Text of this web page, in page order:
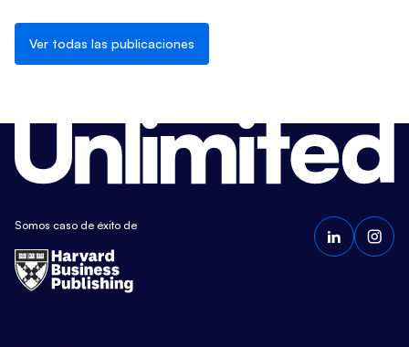
Ver todas las publicaciones
Somos caso de éxito de